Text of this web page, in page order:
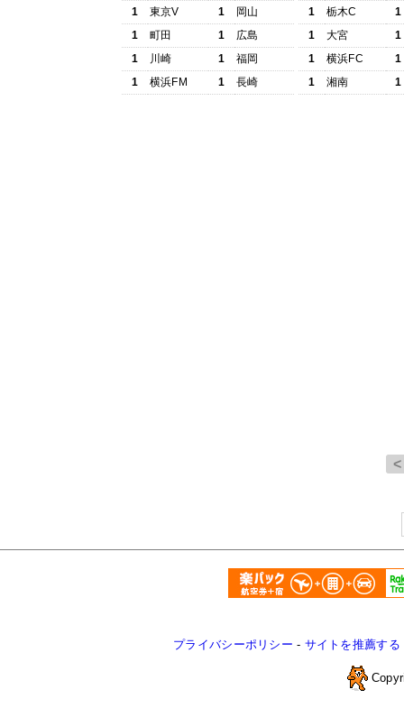
1
東京V 1
岡山
1
町田 1
広島
1
川崎 1
福岡
1
横浜FM 1 長崎
1
栃木C
1
1
大宮
1
1
横浜FC
1
1
湘南 1
プライバシーポリシー - サイトを推薦する